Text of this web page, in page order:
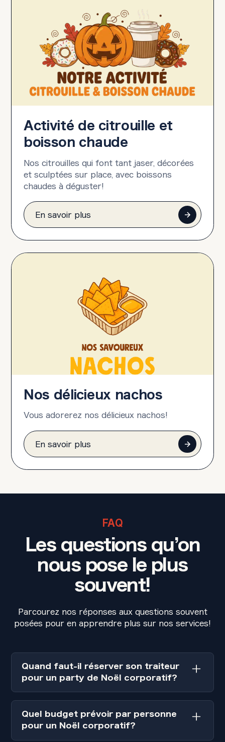
Activité de citrouille et
boisson chaude
Nos citrouilles qui font tant jaser, décorées
et sculptées sur place, avec boissons
chaudes à déguster!
En savoir plus
Nos délicieux nachos
Vous adorerez nos délicieux nachos!
En savoir plus
FAQ
Les questions qu’on
nous pose le plus
souvent!
Parcourez nos réponses aux questions souvent
posées pour en apprendre plus sur nos services!
Quand faut-il réserver son traiteur
pour un party de Noël corporatif?
Idéalement, réservez votre traiteur dès
octobre, voire fin septembre pour les
grandes entreprises. Les vendredis et
samedis de décembre s'épuisent très
Quel budget prévoir par personne
pour un Noël corporatif?